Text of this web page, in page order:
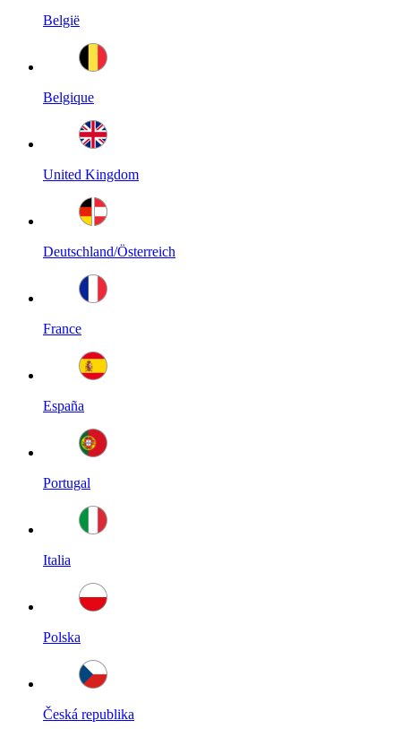
België
Belgique
United Kingdom
Deutschland/Österreich
France
España
Portugal
Italia
Polska
Česká republika